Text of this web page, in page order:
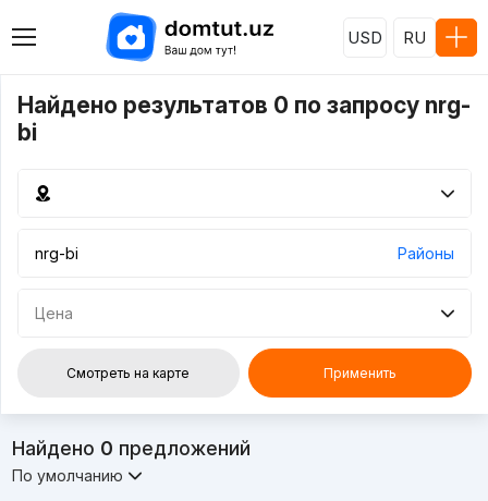
USD RU
Найдено результатов 0 по запросу nrg-
bi
Районы
Цена
Смотреть на карте Применить
Найдено 0 предложений
По умолчанию